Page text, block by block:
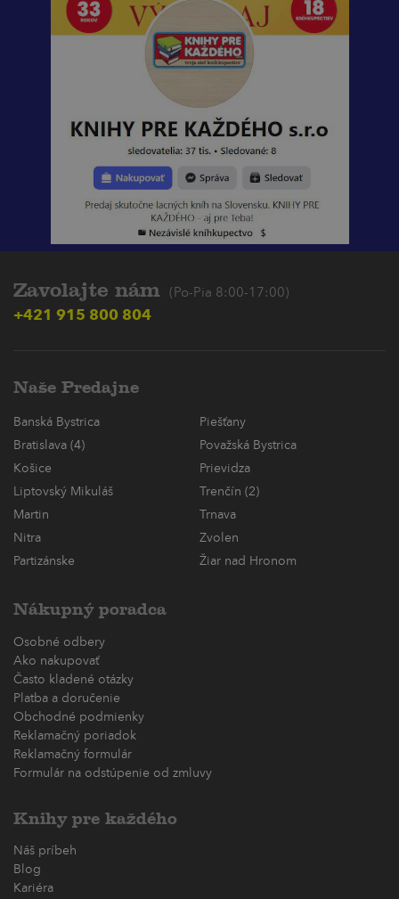
Zavolajte nám (Po-Pia 8:00-17:00)
+421 915 800 804
Naše Predajne
Banská Bystrica
Piešťany
Bratislava (4)
Považská Bystrica
Košice
Prievidza
Liptovský Mikuláš
Trenčín (2)
Martin
Trnava
Nitra
Zvolen
Partizánske
Žiar nad Hronom
Nákupný poradca
Osobné odbery
Ako nakupovať
Často kladené otázky
Platba a doručenie
Obchodné podmienky
Reklamačný poriadok
Reklamačný formulár
Formulár na odstúpenie od zmluvy
Knihy pre každého
Náš príbeh
Blog
Kariéra